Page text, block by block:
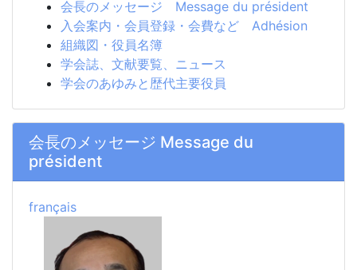
会長のメッセージ Message du président
入会案内・会員登録・会費など Adhésion
組織図・役員名簿
学会誌、文献要覧、ニュース
学会のあゆみと歴代主要役員
会長のメッセージ Message du
président
français